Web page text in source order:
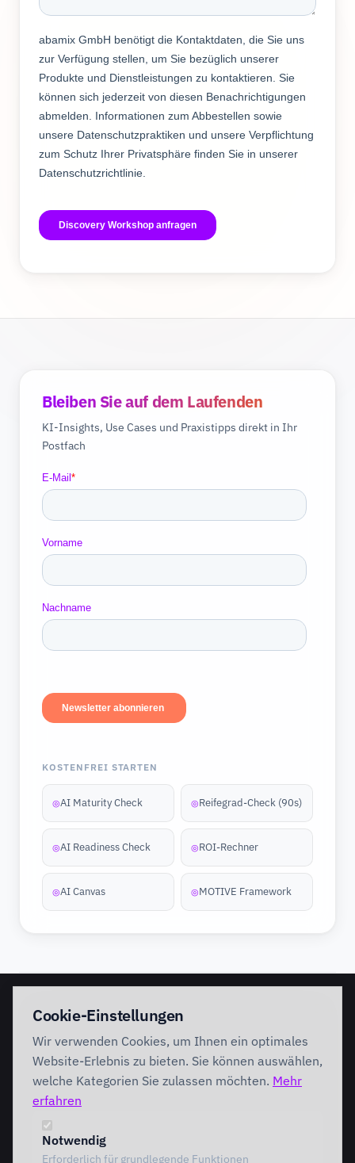
Bleiben Sie auf dem Laufenden
KI-Insights, Use Cases und Praxistipps direkt in Ihr
Postfach
KOSTENFREI STARTEN
◎AI Maturity Check ◎Reifegrad-Check (90s)
◎AI Readiness Check ◎ROI-Rechner
◎AI Canvas ◎MOTIVE Framework
Discovery Workshop
Förderung
INTERVENTION
AI Intervention
AI Governance
Foundation
Performing
Branchenlösungen
Cookie-Einstellungen
Wir verwenden Cookies, um Ihnen ein optimales
Website-Erlebnis zu bieten. Sie können auswählen,
welche Kategorien Sie zulassen möchten. Mehr
erfahren
Notwendig
Erforderlich für grundlegende Funktionen